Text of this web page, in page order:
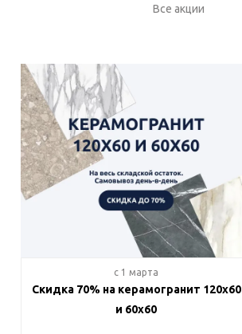
Все акции
c 1 марта
Скидка 70% на керамогранит 120х60
и 60х60